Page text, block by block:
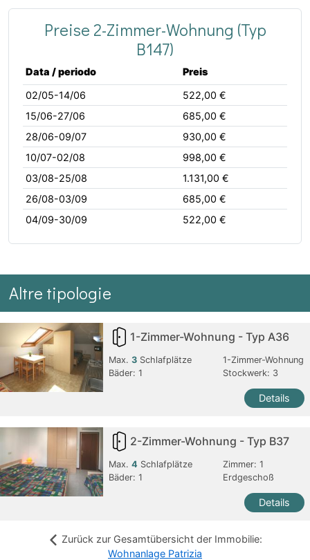
Preise 2-Zimmer-Wohnung (Typ
B147)
Data / periodo
Preis
02/05-14/06
522,00 €
15/06-27/06
685,00 €
28/06-09/07
930,00 €
10/07-02/08
998,00 €
03/08-25/08
1.131,00 €
26/08-03/09
685,00 €
04/09-30/09
522,00 €
Altre tipologie
1-Zimmer-Wohnung - Typ A36
Max.3 Schlafplätze
1-Zimmer-Wohnung
Bäder:1 Stockwerk: 3
Details
2-Zimmer-Wohnung - Typ B37
Max.4 Schlafplätze Zimmer:1
Bäder:1 Erdgeschoß
Details
Zurück zur Gesamtübersicht der Immobilie:
Wohnanlage Patrizia